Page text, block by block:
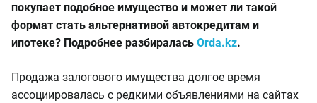
покупает подобное имущество и может ли такой
формат стать альтернативой автокредитам и
ипотеке? Подробнее разбиралась Orda.kz.
Продажа залогового имущества долгое время
ассоциировалась с редкими объявлениями на сайтах